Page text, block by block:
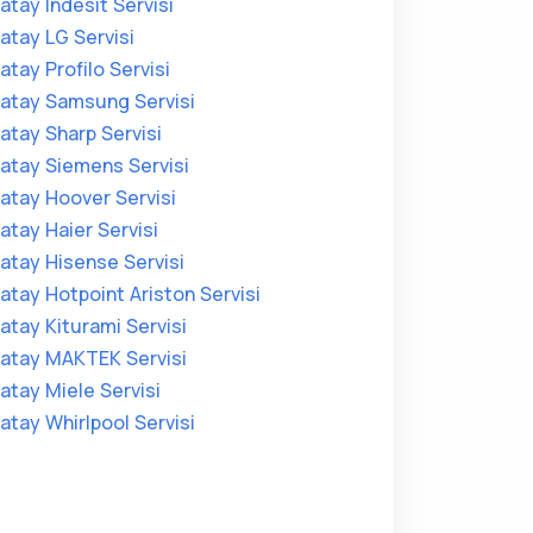
LG Servisi
Profilo Servisi
Samsung Servisi
Sharp Servisi
Siemens Servisi
Hoover Servisi
Haier Servisi
Hisense Servisi
Hotpoint Ariston Servisi
Kiturami Servisi
MAKTEK Servisi
Miele Servisi
Whirlpool Servisi